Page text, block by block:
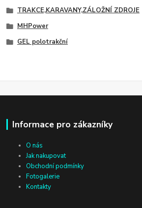
TRAKCE,KARAVANY,ZÁLOŽNÍ ZDROJE
MHPower
GEL polotrakční
Informace pro zákazníky
O nás
Jak nakupovat
Obchodní podmínky
Fotogalerie
Kontakty